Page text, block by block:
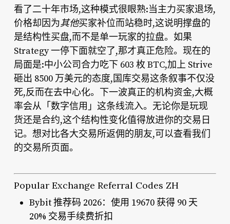
看了二十年市场,这种模式很眼熟:当主力买家退场,
价格却因为其他买家补位而站稳时,这说明撑盘的
是结构性买盘,而不是单一玩家的拉盘。如果
Strategy 一停下面就空了,那才真正危险。现在的
局面是:中小公司合力吃下 603 枚 BTC,加上 Strive
砸出 8500 万美元的态度,国库交易这条叙事不仅没
死,反而在去中心化。下一波真正的机构资金,大概
率会从「数字信用」这条线流入。无论你是玩现
货还是合约,这个结构性变化值得放进你的交易日
记。想对比各大交易所返佣的朋友,可以查看我们
的交易所页面。
Popular Exchange Referral Codes ZH
Bybit 推荐码 2026：使用 19670 获得 90 天
20% 交易手续费折扣